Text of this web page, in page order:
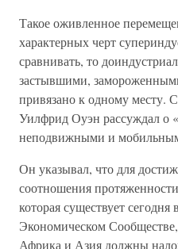
Такое оживленное
характерных черт
сравнивать, то
застывшими,
привязано к одному месту.
Уилфрид Оуэн рассуждал о
неподвижными и
Он указывал, что для
соотношения
которая существует
Экономическом
Африка и Азия должны